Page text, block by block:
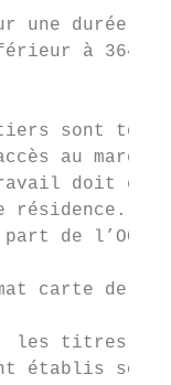
une durée
à 364
sont
au
doit
résidence. Il
de l’OCPM.
carte de
les titres de
établis